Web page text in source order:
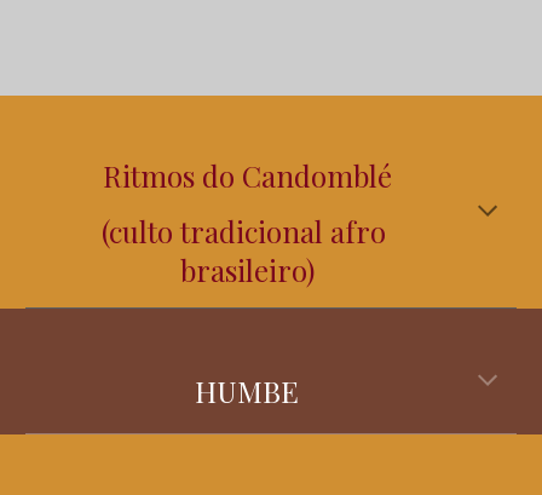
Ritmos do Candomblé
(culto tradicional afro
brasileiro)
HUMBE